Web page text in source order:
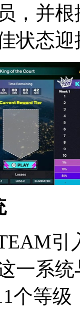
，并
状态
引
一系
个等